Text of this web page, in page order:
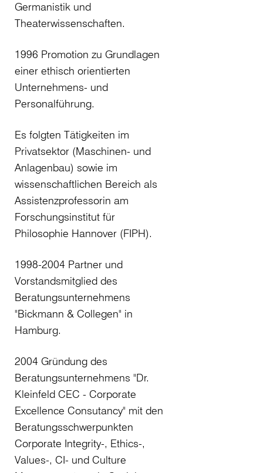
Germanistik und
Theaterwissenschaften.
1996 Promotion zu Grundlagen
einer ethisch orientierten
Unternehmens- und
Personalführung.
Es folgten Tätigkeiten im
Privatsektor (Maschinen- und
Anlagenbau) sowie im
wissenschaftlichen Bereich als
Assistenzprofessorin am
Forschungsinstitut für
Philosophie Hannover (FIPH).
1998-2004 Partner und
Vorstandsmitglied des
Beratungsunternehmens
"Bickmann & Collegen" in
Hamburg.
2004 Gründung des
Beratungsunternehmens "Dr.
Kleinfeld CEC - Corporate
Excellence Consutancy" mit den
Beratungsschwerpunkten
Corporate Integrity-, Ethics-,
Values-, CI- und Culture